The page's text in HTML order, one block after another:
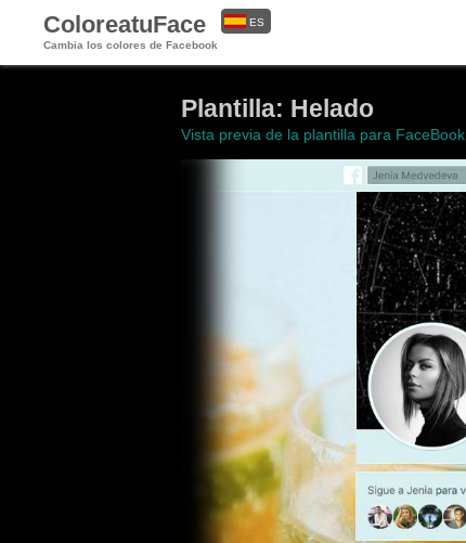
ColoreatuFace
Cambia los colores de Facebook
ES
Plantilla: Helado
Vista previa de la plantilla para FaceBook